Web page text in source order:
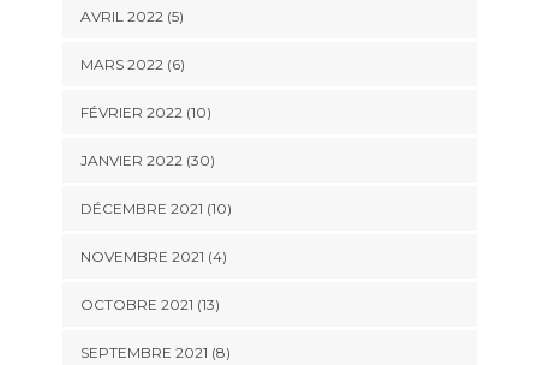
AVRIL 2022 (5)
MARS 2022 (6)
FÉVRIER 2022 (10)
JANVIER 2022 (30)
DÉCEMBRE 2021 (10)
NOVEMBRE 2021 (4)
OCTOBRE 2021 (13)
SEPTEMBRE 2021 (8)